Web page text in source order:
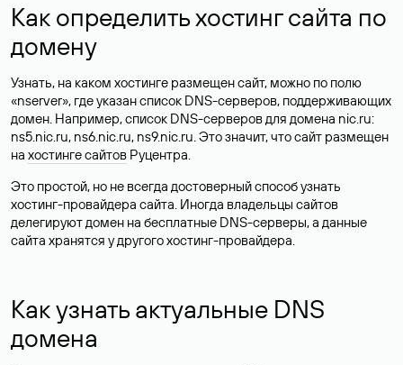
Как определить хостинг сайта по
домену
Узнать, на каком хостинге размещен сайт, можно по полю
«nserver», где указан список DNS-серверов, поддерживающих
домен. Например, список DNS-серверов для домена nic.ru:
ns5.nic.ru, ns6.nic.ru, ns9.nic.ru. Это значит, что сайт размещен
на хостинге сайтов Руцентра.
Это простой, но не всегда достоверный способ узнать
хостинг-провайдера сайта. Иногда владельцы сайтов
делегируют домен на бесплатные DNS-серверы, а данные
сайта хранятся у другого хостинг-провайдера.
Как узнать актуальные DNS
домена